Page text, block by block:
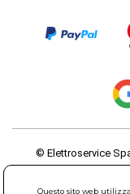
© Elettroservice
Questo sito web